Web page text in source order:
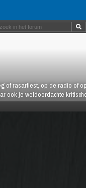
of rasartiest, op de radio of
ook je weldoordachte